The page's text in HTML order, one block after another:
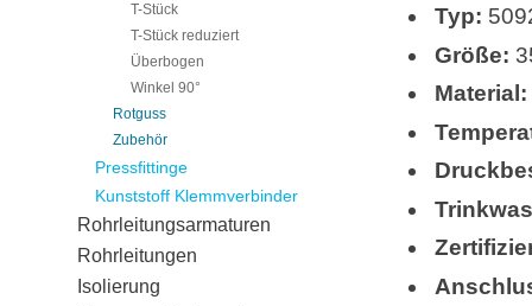
Typ:
Größe:
Material:
T-Stück
T-Stück reduziert
Überbogen
Winkel 90°
Rotguss
Zubehör
Pressfittinge
Kunststoff Klemmverbinder
Rohrleitungsarmaturen
Rohrleitungen
Isolierung